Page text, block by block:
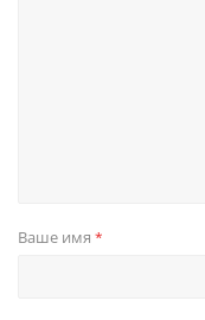
Ваше имя *